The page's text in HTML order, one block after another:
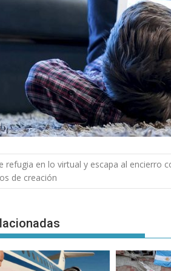
refugia en lo virtual y escapa al encierro
de creación